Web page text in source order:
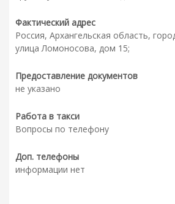
Фактический адрес
Россия, Архангельская область,
улица Ломоносова, дом 15;
Предоставление документов
не указано
Работа в такси
Вопросы по телефону
Доп. телефоны
информации нет